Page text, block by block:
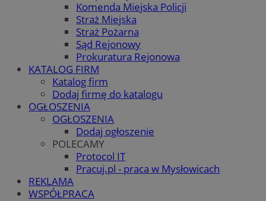
Komenda Miejska Policji
Straż Miejska
Straż Pożarna
Sąd Rejonowy
Prokuratura Rejonowa
KATALOG FIRM
Katalog firm
Dodaj firmę do katalogu
OGŁOSZENIA
OGŁOSZENIA
Dodaj ogłoszenie
POLECAMY
Protocol IT
Pracuj.pl - praca w Mysłowicach
REKLAMA
WSPÓŁPRACA